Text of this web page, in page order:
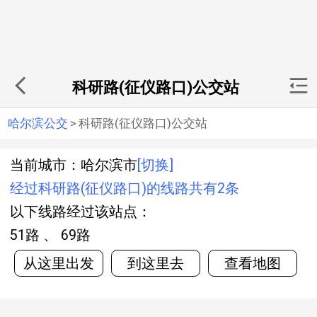
科研路(征仪路口)公交站
哈尔滨公交 > 科研路(征仪路口)公交站
当前城市：哈尔滨市 [切换]
经过科研路(征仪路口)的线路共有2条
以下线路经过该站点：
51路 、 69路
从这里出发
到这里去 查看地图